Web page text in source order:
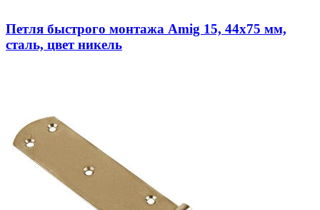
Петля быстрого монтажа Amig 15, 44х75 мм,
сталь, цвет никель